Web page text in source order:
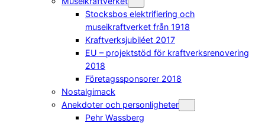
Stocksbos elektrifiering och
museikraftverket från 1918
Kraftverksjubiléet 2017
EU – projektstöd för kraftverksrenovering
2018
Företagssponsorer 2018
Nostalgimack
Anekdoter och personligheter
Pehr Wassberg